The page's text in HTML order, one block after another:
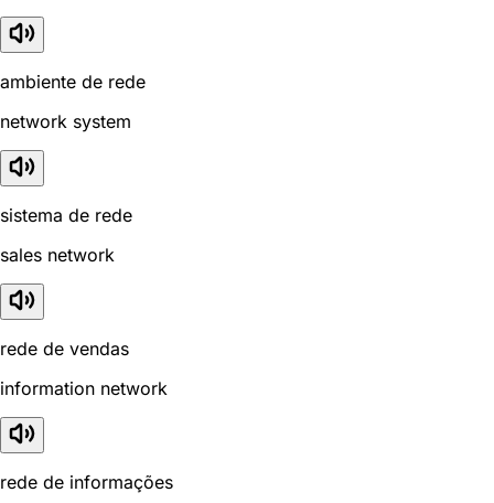
ambiente de rede
network system
sistema de rede
sales network
rede de vendas
information network
rede de informações